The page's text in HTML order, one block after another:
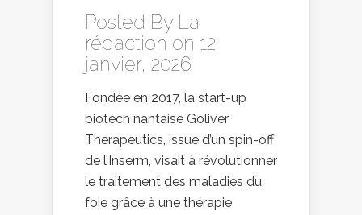
Posted By La
rédaction on 12
janvier, 2026
Fondée en 2017, la start-up
biotech nantaise Goliver
Therapeutics, issue d’un spin-off
de l’Inserm, visait à révolutionner
le traitement des maladies du
foie grâce à une thérapie